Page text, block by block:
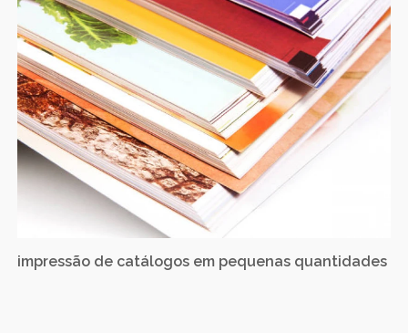
impressão de catálogos em pequenas quantidades